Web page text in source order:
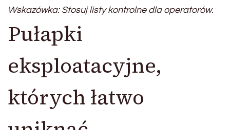
Wskazówka: Stosuj listy kontrolne dla operatorów.
Pułapki
eksploatacyjne,
których łatwo